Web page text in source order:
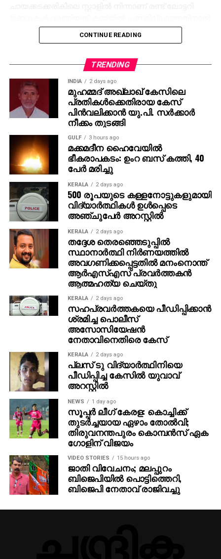
മുകേഷിനോട് 1000 രൂപ കടം വാങ്ങുകയായിരുന്നു.
ഒക്ടോബര്‍ 31ന് രാത്രി 10 മണിക്ക് മുകേഷിന്റെ ഫോണ്‍
അടിച്ചതറിയുന്നത്. രണ്ടാമത്തെ ടിക്കറ്റിനും 1000 രൂപ
സമ്മാനമായി ലഭിച്ചു. ലോട്ടറി അടിച്ച വിവരം
അറിഞ്ഞപ്പോള്‍ ആദ്യം ഓര്‍ത്തത് സുഹൃത്ത്
മുകേഷിനെയായിരുന്നു. അദ്ദേഹത്തിന്റെ രണ്ട്
പെണ്‍മക്കള്‍ക്ക് 50 ലക്ഷം രൂപ വീതം ആകെ ഒരു കോടി
നല്‍കുമെന്ന് അമിത് പറഞ്ഞു. ‘ പഞ്ചാബിലേക്ക്
വരാന്‍പോലും 8,000 രൂപ കടം വാങ്ങിയിരുന്നു. അത്
ഇപ്പോള്‍ തിരിച്ചടക്കും. കോടിപതിയായെങ്കിലും ഞാന്‍
പഴയപോലെ കച്ചവടം തുടരും. ഭാര്യയുടെ ആഗ്രഹം
പോലെ സ്ഥലം വാങ്ങി വീട് പണിയും ‘ എന്നതായിരുന്നു
അമിതിന്റെ പ്രതികരണം. സാധാരണ മനുഷ്യന്റെ
മനോഹരമായ പങ്കുവെക്കലാണ് ഇപ്പോള്‍ സോഷ്യല്‍
മീഡിയയില്‍ ചര്‍ച്ചയായിരിക്കുന്നത്.
CONTINUE READING
TRENDING
INDIA 2 days ago
മുഹമ്മദ് അഖ്‌ലാഖ് കേസിലെ
പ്രതികള്‍ക്കെതിരായ കേസ്
പിന്‍വലിക്കാന്‍ യു.പി. സര്‍ക്കാര്‍
നീക്കം തുടങ്ങി
GULF 3 hours ago
മക്കമദീന ഹൈവേയില്‍
ഭീകരാപകടം: ഉംറ ബസ് കത്തി, 40
പേര്‍ മരിച്ചു
KERALA 2 days ago
500 രൂപയുടെ കള്ളനോട്ടുകളുമായി
വിദ്യാര്‍ത്ഥികള്‍ ഉള്‍പ്പെടെ
അഞ്ചുപേര്‍ അറസ്റ്റില്‍
KERALA 2 days ago
തദ്ദേശ തെരഞ്ഞെടുപ്പില്‍
സ്ഥാനാര്‍ത്ഥി നിര്‍ണയത്തില്‍
അവഗണിക്കപ്പെട്ടതില്‍ മനംനൊന്ത്
ആര്‍എസ്എസ് പ്രവര്‍ത്തകന്‍
ആത്മഹത്യ ചെയ്തു
KERALA 2 days ago
സഹപ്രവര്‍ത്തകയെ പീഡിപ്പിക്കാന്‍
ശ്രമിച്ച പൊലീസ്
അസോസിയേഷന്‍
നേതാവിനെതിരെ കേസ്
KERALA 2 days ago
പ്ലസ് ടു വിദ്യാര്‍ത്ഥിനിയെ
പീഡിപ്പിച്ച കേസില്‍ യുവാവ്
അറസ്റ്റില്‍
NEWS 1 day ago
സൂപ്പര്‍ ലീഗ് കേരള: കൊച്ചിക്ക്
തുടര്‍ച്ചയായ ഏഴാം തോല്‍വി;
തിരുവനന്തപുരം കൊമ്പന്‍സ് ഏക
ഗോളിന് വിജയം
VIDEO STORIES 15 hours ago
ജാതി വിവേചനം; മലപ്പുറം
ബിജെപിയില്‍ പൊട്ടിത്തെറി,
ബിജെപി നേതാവ് രാജിവച്ചു